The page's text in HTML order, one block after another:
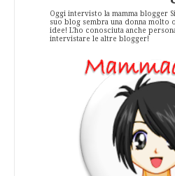
Oggi intervisto la mamma blogger
suo blog sembra una donna molto
idee! L'ho conosciuta anche
intervistare le altre blogger!